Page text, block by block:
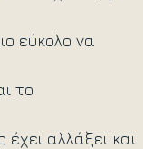
εύκολο να
το
αλλάξει και